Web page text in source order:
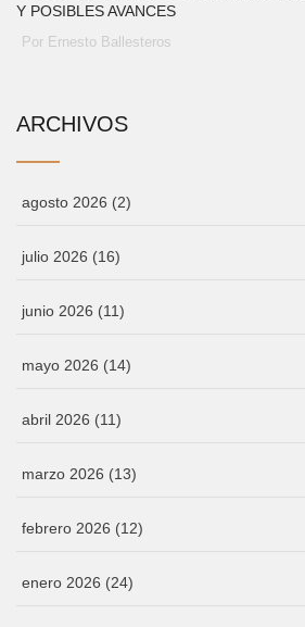
Y POSIBLES AVANCES
Por Ernesto Ballesteros
ARCHIVOS
agosto 2026 (2)
julio 2026 (16)
junio 2026 (11)
mayo 2026 (14)
abril 2026 (11)
marzo 2026 (13)
febrero 2026 (12)
enero 2026 (24)